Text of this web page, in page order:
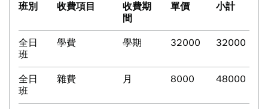
班別 收費項目
收費期
間
單價 小計
全日
班
學費 學期 32000 32000
全日
班
雜費 月 8000 48000